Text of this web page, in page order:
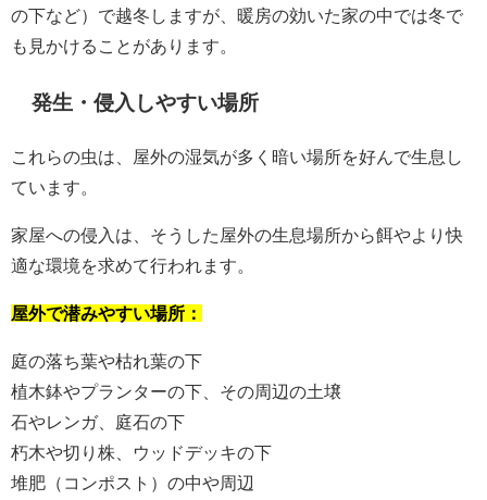
の下など）で越冬しますが、暖房の効いた家の中では冬で
も見かけることがあります。
発生・侵入しやすい場所
これらの虫は、屋外の湿気が多く暗い場所を好んで生息し
ています。
家屋への侵入は、そうした屋外の生息場所から餌やより快
適な環境を求めて行われます。
屋外で潜みやすい場所：
庭の落ち葉や枯れ葉の下
植木鉢やプランターの下、その周辺の土壌
石やレンガ、庭石の下
朽木や切り株、ウッドデッキの下
堆肥（コンポスト）の中や周辺